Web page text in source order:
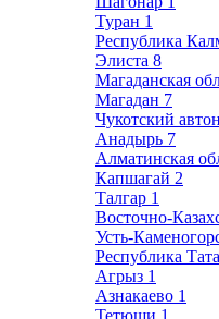
Туран 1
Республика
Элиста 8
Магаданская
Магадан 7
Чукотский
Анадырь 7
Алматинская
Капшагай 2
Талгар 1
Восточно-
Усть-
Республика
Агрыз 1
Азнакаево 1
Тетюши 1